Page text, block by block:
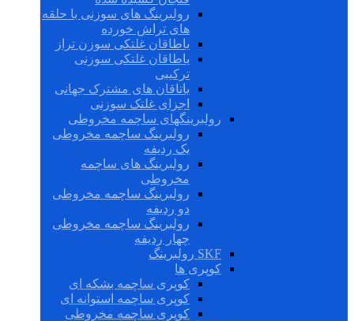
رولبرینگ های سوزنی با حلقه
های تراش خورده
یاطاقان غلتکی سوزن تراز
یاطاقان غلتکی سوزنی
ترکیبی
یاتاقان های مشترک جهانی
اجزای غلتک سوزنی
رولبرینگهای ساچمه مخروطی
رولبرینگ ساچمه مخروطی
یک ردیفه
رولبرینگ های ساچمه
مخروطی
رولبرینگ ساچمه مخروطی
دو ردیفه
رولبرینگ ساچمه مخروطی
چهار ردیفه
SKF رولبرینگ
کوپری ها
کوپری ساچمه بشکه ای
کوپری ساچمه استوانه ای
کوپری ساچمه مخروطی